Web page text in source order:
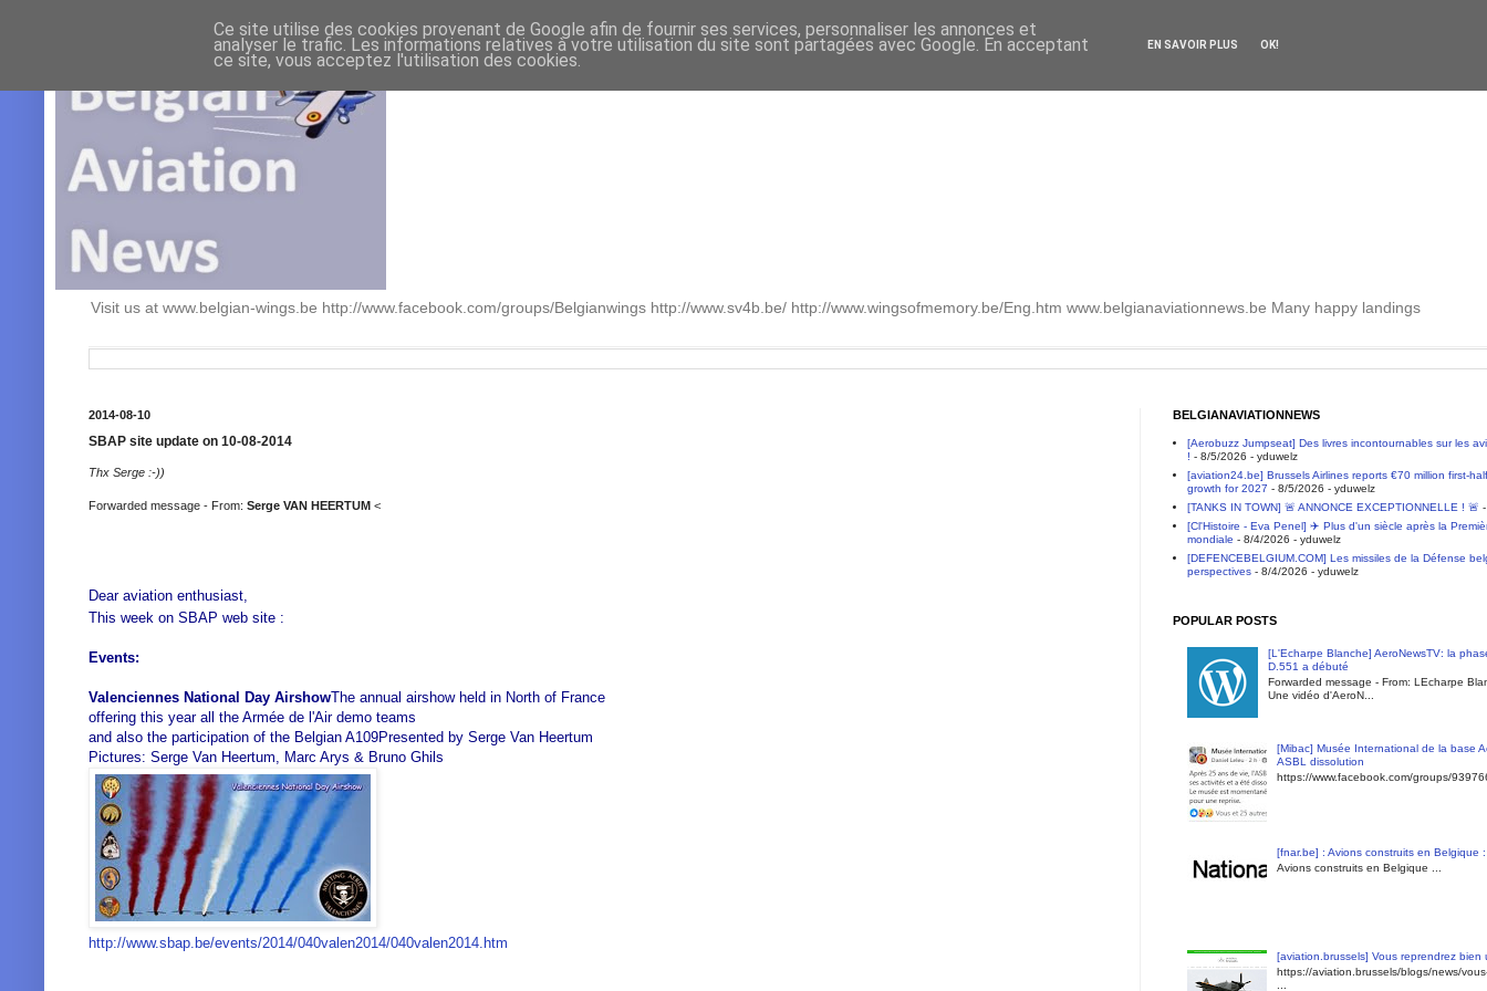
Visit us at www.belgian-wings.be http://www.facebook.com/groups/Belgianwings http://www.sv4b.be/ http://www.wingsofmemory.be/Eng.htm www.belgianaviationnews.be Many happy landings
2014-08-10
SBAP site update on 10-08-2014
Thx Serge :-))
Forwarded message - From: Serge VAN HEERTUM <
Dear aviation enthusiast,
This week on SBAP web site :
Events:
Valenciennes National Day AirshowThe annual airshow held in North of France
offering this year all the Armée de l'Air demo teams
and also the participation of the Belgian A109Presented by Serge Van Heertum
Pictures: Serge Van Heertum, Marc Arys & Bruno Ghils
http://www.sbap.be/events/2014/040valen2014/040valen2014.htm
BELGIANAVIATIONNEWS
[Aerobuzz Jumpseat] Des livres incontournables sur les
! - 8/5/2026 - yduwelz
[aviation24.be] Brussels Airlines reports €70 million first-
growth for 2027 - 8/5/2026 - yduwelz
[TANKS IN TOWN] 🚨 ANNONCE EXCEPTIONNELLE ! 🚨
[Cl'Histoire - Eva Penel] ✈️ Plus d'un siècle après la
mondiale - 8/4/2026 - yduwelz
[DEFENCEBELGIUM.COM] Les missiles de la Défense
perspectives- 8/4/2026 - yduwelz
POPULAR POSTS
[L'Echarpe Blanche] AeroNewsTV: la
D.551 a débuté
Forwarded message - From: LEcharpe
Une vidéo d'AeroN...
[Mibac] Musée International de la base
ASBL dissolution
https://www.facebook.com/groups/
[fnar.be] : Avions construits en Belgique
Avions construits en Belgique ...
[aviation.brussels] Vous reprendrez bien
https://aviation.brussels/blogs/news/
Ce site utilise des cookies provenant de Google afin de fournir ses services, personnaliser les annonces et
analyser le trafic. Les informations relatives à votre utilisation du site sont partagées avec Google. En acceptant
ce site, vous acceptez l'utilisation des cookies.
EN SAVOIR PLUS OK!